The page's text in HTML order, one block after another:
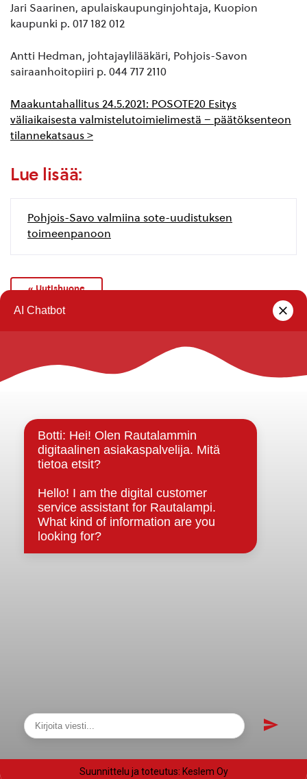
Jari Saarinen, apulaiskaupunginjohtaja, Kuopion
kaupunki p. 017 182 012
Antti Hedman, johtajaylilääkäri, Pohjois-Savon
sairaanhoitopiiri p. 044 717 2110
Maakuntahallitus 24.5.2021: POSOTE20 Esitys
väliaikaisesta valmistelutoimielimestä – päätöksenteon
tilannekatsaus >
Lue lisää:
Pohjois-Savo valmiina sote-uudistuksen
toimeenpanoon
« Uutishuone
Rautalammin kunta
Strategiat, ohjelmat, ohjeet, suunnitelmat, säännöt ja
sopimukset
Asiakirjajulkisuuskuvaus
Evästeet
Saavutettavuusseloste
Tietosuoja
Tietosuojaselosteet